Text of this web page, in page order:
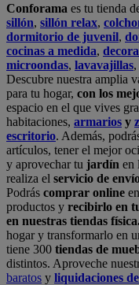
Conforama es tu tienda
sillón, sillón relax,
dormitorio de juvenil,
cocinas a medida,
microondas, lavavajillas,
Descubre nuestra amplia
para tu hogar, con los
espacio en el que vives
habitaciones, armarios y
escritorio. Además,
artículos, tener el mejor
y aprovechar tu jardín en
realiza el servicio de
Podrás comprar online
productos y recibirlo en
en nuestras tiendas
hogar y transformarlo en
tiene 300 tiendas de
distintos. Aproveche
baratos y liquidaciones